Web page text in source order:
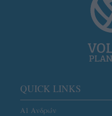
QUICK LINKS
Α1 Ανδρών